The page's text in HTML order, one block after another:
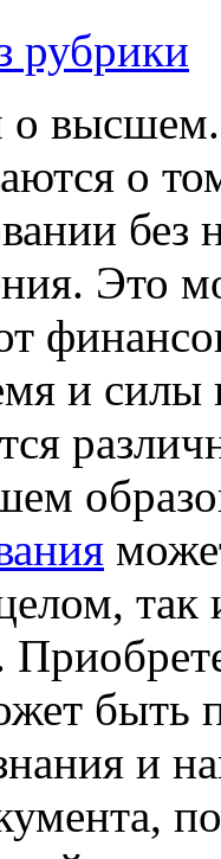
рубрики
o
о
без
Это
и
быть
и